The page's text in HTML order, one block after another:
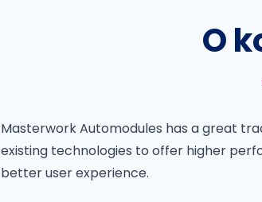
O
Masterwork Automodules has a great
existing technologies to offer higher
better user experience.